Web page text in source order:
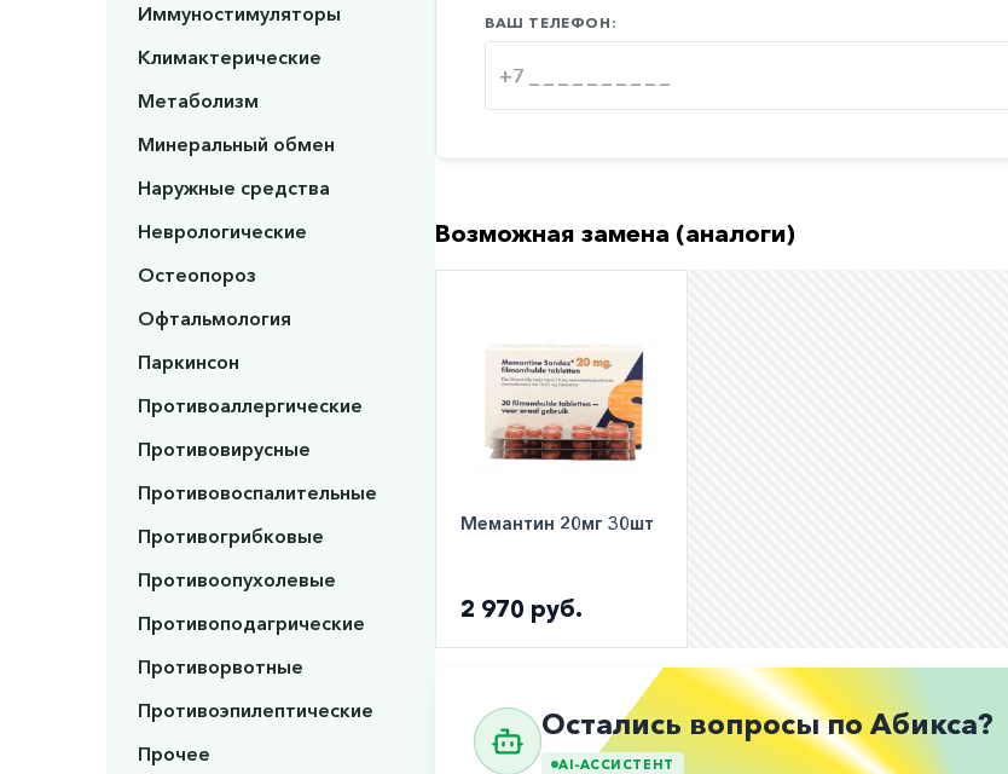
Иммуностимуляторы
Климактерические
Метаболизм
Минеральный обмен
Наружные средства
Неврологические
Остеопороз
Офтальмология
Паркинсон
Противоаллергические
Противовирусные
Противовоспалительные
Противогрибковые
Противоопухолевые
Противоподагрические
Противорвотные
Противоэпилептические
Прочее
ВАШ ТЕЛЕФОН:
Возможная замена (аналоги)
Мемантин 20мг 30шт
2 970 руб.
Остались вопросы по Абикса?
AI-АССИСТЕНТ